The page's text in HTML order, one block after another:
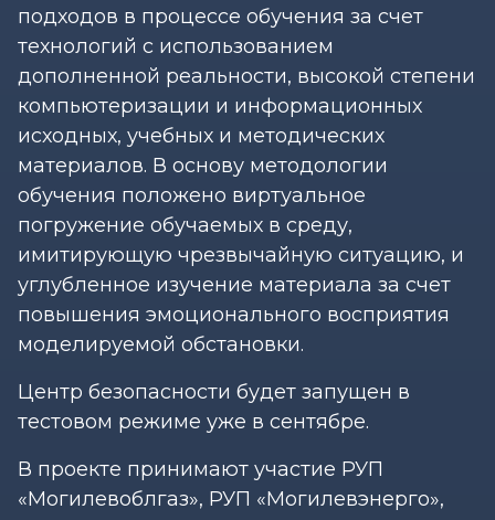
подходов в процессе обучения за счет
технологий с использованием
дополненной реальности, высокой степени
компьютеризации и информационных
исходных, учебных и методических
материалов. В основу методологии
обучения положено виртуальное
погружение обучаемых в среду,
имитирующую чрезвычайную ситуацию, и
углубленное изучение материала за счет
повышения эмоционального восприятия
моделируемой обстановки.
Центр безопасности будет запущен в
тестовом режиме уже в сентябре.
В проекте принимают участие РУП
«Могилевоблгаз», РУП «Могилевэнерго»,